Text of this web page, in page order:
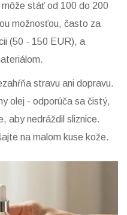
stáť od 100 do 200
možnosťou, často za
(50 - 150 EUR), a
stravu ani dopravu.
olej - odporúča sa čistý,
aby nedráždil sliznice.
na malom kuse kože.